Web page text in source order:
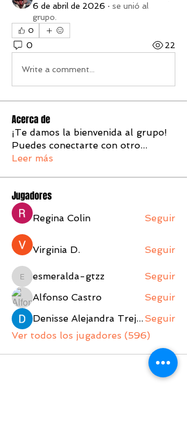
6 de abril de 2026 · se unió al
grupo.
0
0 22
Write a comment...
Acerca de
¡Te damos la bienvenida al grupo!
Puedes conectarte con otro...
Leer más
Jugadores
Regina Colin Seguir
Virginia D. Seguir
esmeralda-gtzz
esmeralda-gtzz
Seguir
Alfonso Castro
Seguir
Denisse Alejandra Trejo Lopez Seguir
Ver todos los jugadores (596)